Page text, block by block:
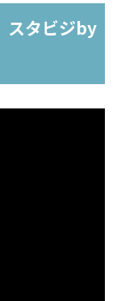
タビジby